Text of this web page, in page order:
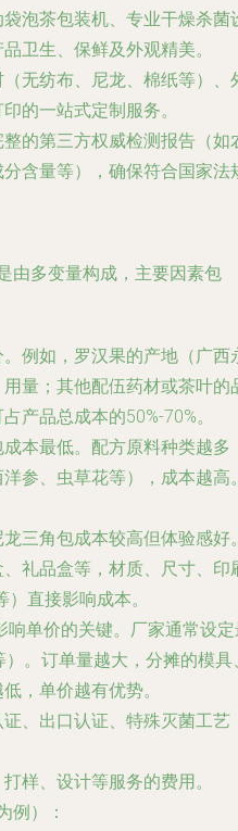
袋泡茶包装机、专业干燥杀菌
卫生、保鲜及外观精美。
（无纺布、尼龙、棉纸等）、
的一站式定制服务。
整的第三方权威检测报告（如
含量等），确保符合国家法
由多变量构成，主要因素包
。例如，罗汉果的产地（广西
量；其他配伍药材或茶叶的
产品总成本的50%-70%。
成本最低。配方原料种类越多
参、虫草花等），成本越高
三角包成本较高但体验感好
礼品盒等，材质、尺寸、印
直接影响成本。
响单价的关键。厂家通常设
。订单量越大，分摊的模具
，单价越有优势。
证、出口认证、特殊灭菌工艺
样、设计等服务的费用。
）
：